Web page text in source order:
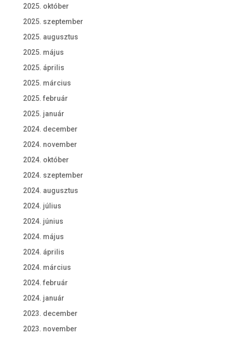
2025. október
2025. szeptember
2025. augusztus
2025. május
2025. április
2025. március
2025. február
2025. január
2024. december
2024. november
2024. október
2024. szeptember
2024. augusztus
2024. július
2024. június
2024. május
2024. április
2024. március
2024. február
2024. január
2023. december
2023. november